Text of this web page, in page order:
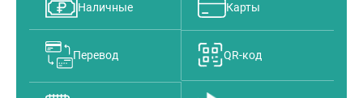
Наличные Карты
Перевод QR-код